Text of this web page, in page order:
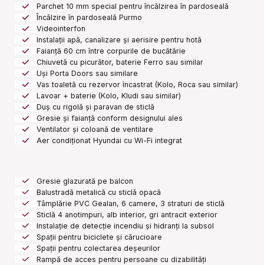
Parchet 10 mm special pentru încălzirea în pardoseală
Încălzire în pardoseală Purmo
Videointerfon
Instalații apă, canalizare și aerisire pentru hotă
Faianță 60 cm între corpurile de bucătărie
Chiuvetă cu picurător, baterie Ferro sau similar
Uși Porta Doors sau similare
Vas toaletă cu rezervor încastrat (Kolo, Roca sau similar)
Lavoar + baterie (Kolo, Kludi sau similar)
Duș cu rigolă și paravan de sticlă
Gresie și faianță conform designului ales
Ventilator și coloană de ventilare
Aer condiționat Hyundai cu Wi-Fi integrat
Gresie glazurată pe balcon
Balustradă metalică cu sticlă opacă
Tâmplărie PVC Gealan, 6 camere, 3 straturi de sticlă
Sticlă 4 anotimpuri, alb interior, gri antracit exterior
Instalație de detecție incendiu și hidranți la subsol
Spații pentru biciclete și cărucioare
Spații pentru colectarea deșeurilor
Rampă de acces pentru persoane cu dizabilități